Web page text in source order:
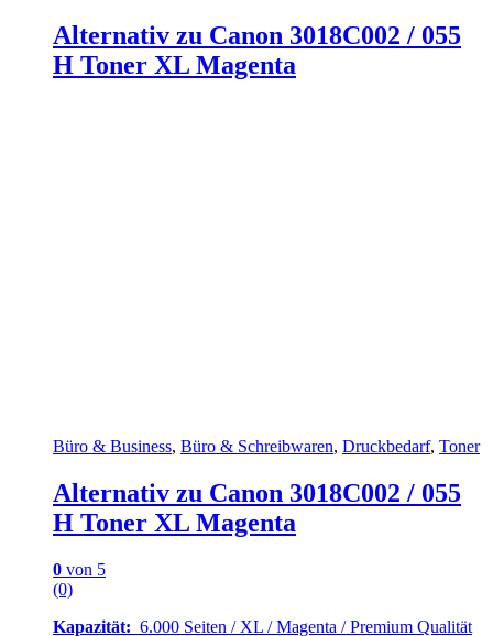
Alternativ zu Canon 3018C002 / 055
H Toner XL Magenta
Büro & Business, Büro & Schreibwaren, Druckbedarf, Toner
Alternativ zu Canon 3018C002 / 055
H Toner XL Magenta
0 von 5
(0)
Kapazität: 6.000 Seiten / XL / Magenta / Premium Qualität